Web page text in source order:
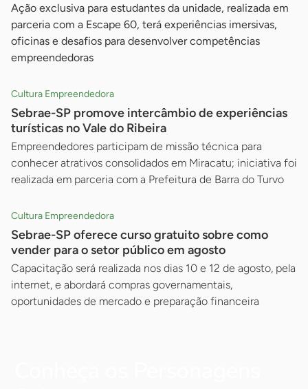
Ação exclusiva para estudantes da unidade, realizada em
parceria com a Escape 60, terá experiências imersivas,
oficinas e desafios para desenvolver competências
empreendedoras
Cultura Empreendedora
Sebrae-SP promove intercâmbio de experiências
turísticas no Vale do Ribeira
Empreendedores participam de missão técnica para
conhecer atrativos consolidados em Miracatu; iniciativa foi
realizada em parceria com a Prefeitura de Barra do Turvo
Cultura Empreendedora
Sebrae-SP oferece curso gratuito sobre como
vender para o setor público em agosto
Capacitação será realizada nos dias 10 e 12 de agosto, pela
internet, e abordará compras governamentais,
oportunidades de mercado e preparação financeira